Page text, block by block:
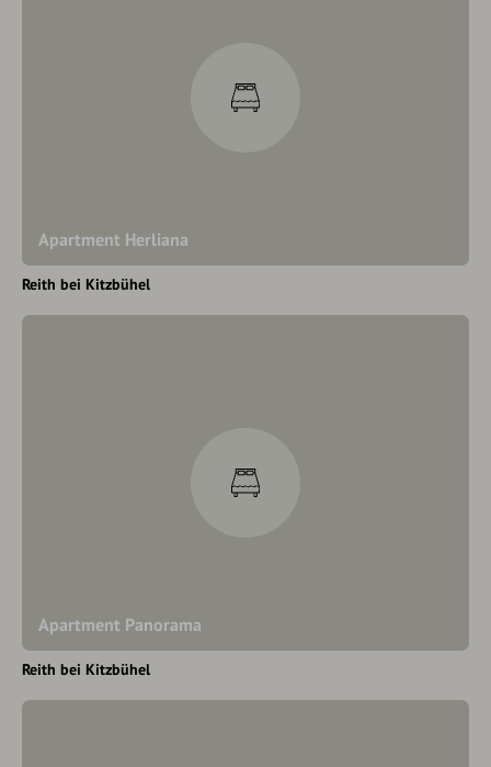
Apartment Herliana
Reith bei Kitzbühel
Apartment Panorama
Reith bei Kitzbühel